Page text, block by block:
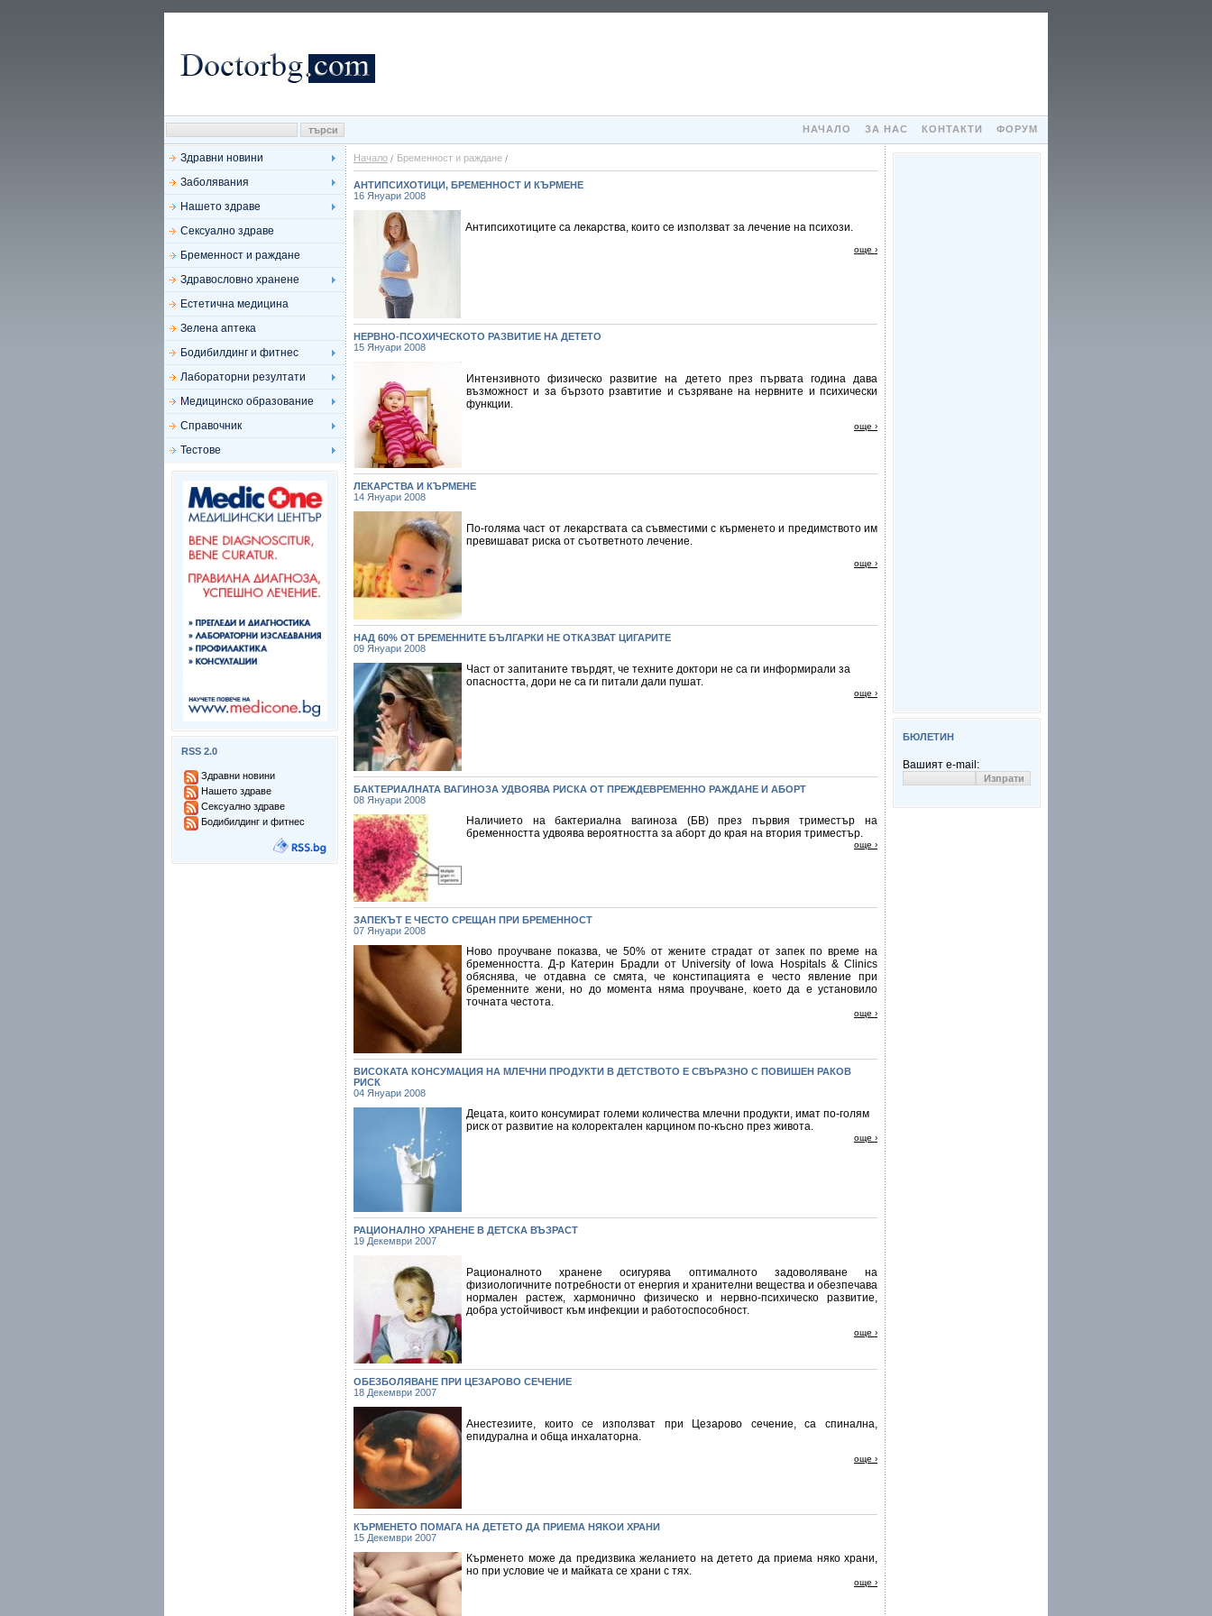
НАЧАЛО ЗА НАС КОНТАКТИ ФОРУМ
Здравни новини
Заболявания
Нашето здраве
Сексуално здраве
Бременност и раждане
Здравословно хранене
Естетична медицина
Зелена аптека
Бодибилдинг и фитнес
Лабораторни резултати
Медицинско образование
Справочник
Тестове
RSS 2.0
Здравни новини
Нашето здраве
Сексуално здраве
Бодибилдинг и фитнес
Начало Бременност и раждане
АНТИПСИХОТИЦИ, БРЕМЕННОСТ И КЪРМЕНЕ
16 Януари 2008
Антипсихотиците са лекарства, които се използват за лечение на психози.
още ›
НЕРВНО-ПСОХИЧЕСКОТО РАЗВИТИЕ НА ДЕТЕТО
15 Януари 2008
Интензивното физическо развитие на детето през първата година дава
възможност и за бързото рзавтитие и съзряване на нервните и психически
функции.
още ›
ЛЕКАРСТВА И КЪРМЕНЕ
14 Януари 2008
По-голяма част от лекарствата са съвместими с кърменето и предимството им
превишават риска от съответното лечение.
още ›
НАД 60% ОТ БРЕМЕННИТЕ БЪЛГАРКИ НЕ ОТКАЗВАТ ЦИГАРИТЕ
09 Януари 2008
Част от запитаните твърдят, че техните доктори не са ги информирали за
опасността, дори не са ги питали дали пушат.
още ›
БАКТЕРИАЛНАТА ВАГИНОЗА УДВОЯВА РИСКА ОТ ПРЕЖДЕВРЕМЕННО РАЖДАНЕ И АБОРТ
08 Януари 2008
Наличието на бактериална вагиноза (БВ) през първия триместър на
бременността удвоява вероятността за аборт до края на втория триместър.
още ›
ЗАПЕКЪТ Е ЧЕСТО СРЕЩАН ПРИ БРЕМЕННОСТ
07 Януари 2008
Ново проучване показва, че 50% от жените страдат от запек по време на
бременността. Д-р Катерин Брадли от University of Iowa Hospitals & Clinics
обяснява, че отдавна се смята, че констипацията е често явление при
бременните жени, но до момента няма проучване, което да е установило
точната честота.
още ›
ВИСОКАТА КОНСУМАЦИЯ НА МЛЕЧНИ ПРОДУКТИ В ДЕТСТВОТО Е СВЪРАЗНО С ПОВИШЕН РАКОВ
РИСК
04 Януари 2008
Децата, които консумират големи количества млечни продукти, имат по-голям
риск от развитие на колоректален карцином по-късно през живота.
още ›
РАЦИОНАЛНО ХРАНЕНЕ В ДЕТСКА ВЪЗРАСТ
19 Декември 2007
Рационалното хранене осигурява оптималното задоволяване на
физиологичните потребности от енергия и хранителни вещества и обезпечава
нормален растеж, хармонично физическо и нервно-психическо развитие,
добра устойчивост към инфекции и работоспособност.
още ›
ОБЕЗБОЛЯВАНЕ ПРИ ЦЕЗАРОВО СЕЧЕНИЕ
18 Декември 2007
Анестезиите, които се използват при Цезарово сечение, са спинална,
епидурална и обща инхалаторна.
още ›
КЪРМЕНЕТО ПОМАГА НА ДЕТЕТО ДА ПРИЕМА НЯКОИ ХРАНИ
15 Декември 2007
Кърменето може да предизвика желанието на детето да приема няко храни,
но при условие че и майката се храни с тях.
още ›
БЮЛЕТИН
Вашият e-mail: